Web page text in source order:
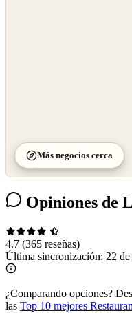
Más negocios cerca
Opiniones de
4.7 (365 reseñas)
Última sincronización: 22
¿Comparando opciones?
las Top 10 mejores